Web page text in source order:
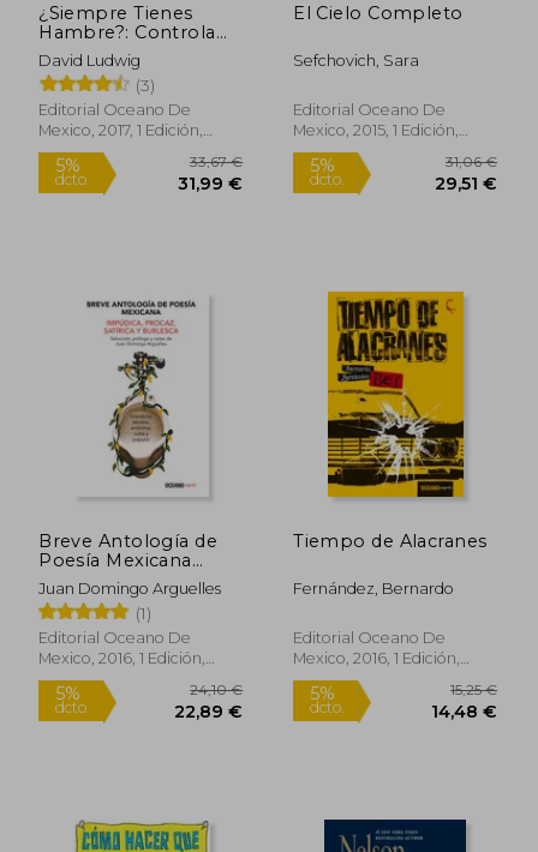
5%
dcto.
¿Siempre Tienes
Hambre?: Controla
tus antojos, entrena
tus células y pierde
peso para siempre
David Ludwig
(3)
Editorial Oceano De
Mexico, 2017, 1 Edición,
Tapa Blanda, Nuevo
El Cielo Completo
Sefchovich, Sara
Editorial Oceano De
Mexico, 2015, 1 Edición,
Tapa Blanda, Nuevo
Breve Antología de
Poesía Mexicana
Impúdica, Procaz,
Satírica y Burlesca
Juan Domingo Arguelles
(1)
Editorial Oceano De
Mexico, 2016, 1 Edición,
Tapa Blanda, Nuevo
Tiempo de Alacranes
Fernández, Bernardo
Editorial Oceano De
Mexico, 2016, 1 Edición,
Tapa Blanda, Nuevo